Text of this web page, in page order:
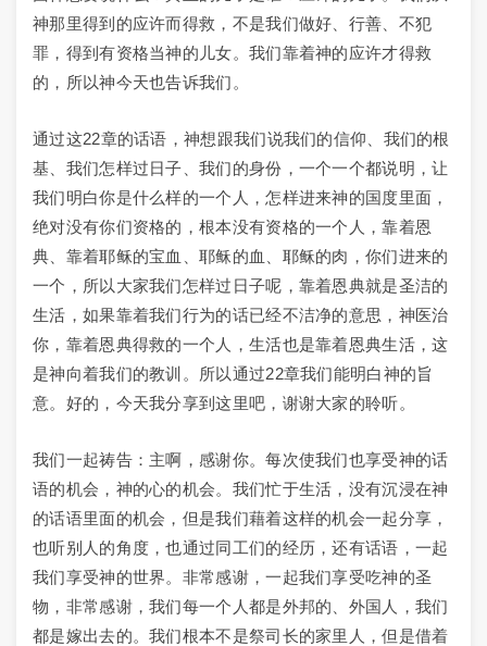
神那里得到的应许而得救，不是我们做好、行善、不犯
罪，得到有资格当神的儿女。我们靠着神的应许才得救
的，所以神今天也告诉我们。
通过这22章的话语，神想跟我们说我们的信仰、我们的根
基、我们怎样过日子、我们的身份，一个一个都说明，让
我们明白你是什么样的一个人，怎样进来神的国度里面，
绝对没有你们资格的，根本没有资格的一个人，靠着恩
典、靠着耶稣的宝血、耶稣的血、耶稣的肉，你们进来的
一个，所以大家我们怎样过日子呢，靠着恩典就是圣洁的
生活，如果靠着我们行为的话已经不洁净的意思，神医治
你，靠着恩典得救的一个人，生活也是靠着恩典生活，这
是神向着我们的教训。所以通过22章我们能明白神的旨
意。好的，今天我分享到这里吧，谢谢大家的聆听。
我们一起祷告：主啊，感谢你。每次使我们也享受神的话
语的机会，神的心的机会。我们忙于生活，没有沉浸在神
的话语里面的机会，但是我们藉着这样的机会一起分享，
也听别人的角度，也通过同工们的经历，还有话语，一起
我们享受神的世界。非常感谢，一起我们享受吃神的圣
物，非常感谢，我们每一个人都是外邦的、外国人，我们
都是嫁出去的。我们根本不是祭司长的家里人，但是借着